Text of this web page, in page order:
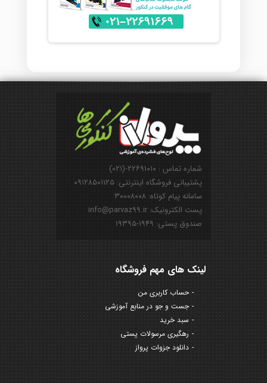
شماره تماس : ۲۲۶۹۱۰۱۰-(۰۲۱)
پشتیبانی فروشگاه اینترنتی: ۰۹۱۲۸۵۰۱۱۲۵
سامانه پیام کوتاه: ۳۰۰۰۸۰۰۸
پست الکترونیک: info@parvaz99.ir
صندوق پستی: ۱۹۴۹-۱۹۳۹۵
لینک های مهم فروشگاه
حساب کاربری من
جست و جو در منابع آموزشی
سبد خرید
رهگیری مرسولات پستی
دانلود جزوات پرواز